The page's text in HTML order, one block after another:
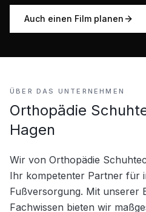
Auch einen Film planen
ÜBER DAS UNTERNEHMEN
Orthopädie
Hagen
Wir von Orthopädie
Ihr kompetenter Partner für
Fußversorgung. Mit unserer
Fachwissen bieten wir